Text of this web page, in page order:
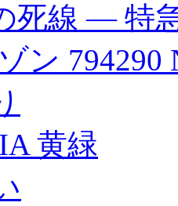
死線 ― 特
ン
黄緑